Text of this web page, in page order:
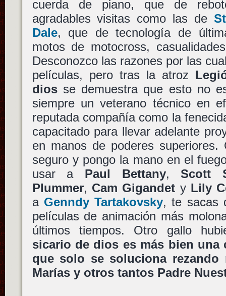
cuerda de piano, que de
agradables visitas como las de
Dale, que de tecnología de
motos de motocross,
Desconozco las razones por las
películas, pero tras la atroz
diosse demuestra que esto no
siempre un veterano técnico en
reputada compañía como la
capacitado para llevar adelante
en manos de poderes superiores.
seguro y pongo la mano en el
usar a Paul Bettany,Scott
Plummer, Cam Gigandet y Lily
a Genndy Tartakovsky, te sacas
películas de animación más
últimos tiempos. Otro gallo
sicario de dios es más bien una
que solo se soluciona rezando
Marías y otros tantos Padre